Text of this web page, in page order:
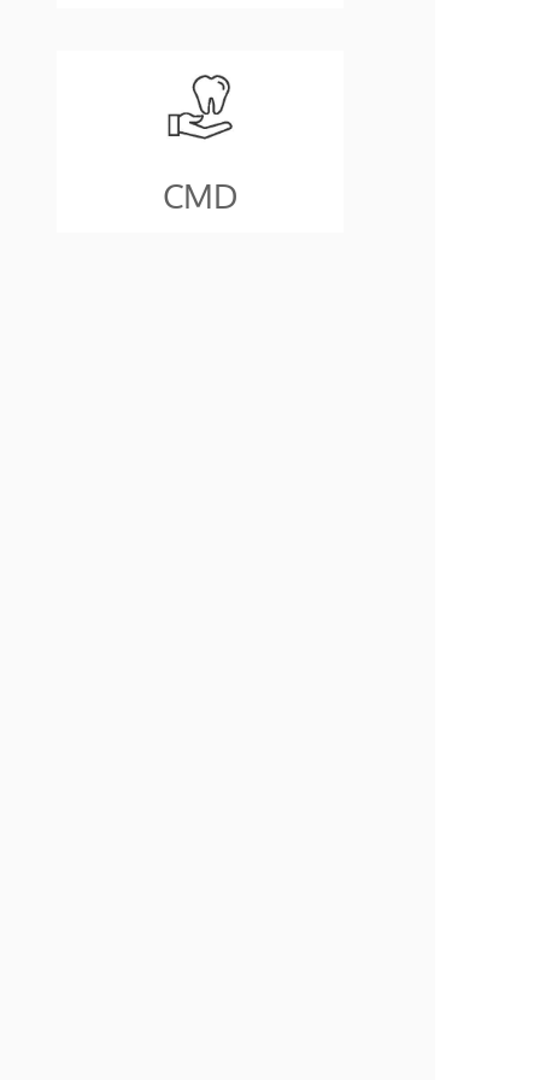
CMD
Ganzheitliche Heilansätze bei
der Diagnose CMD
(Craniomandibuläre
Dysfunktion)